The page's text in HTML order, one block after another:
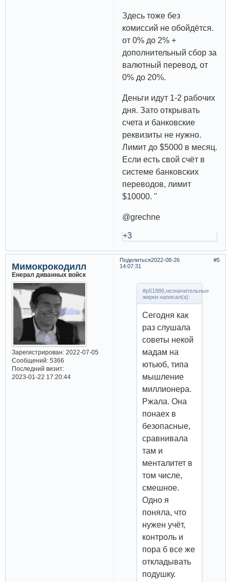
Здесь тоже без
комиссий не обойдётся.
от 0% до 2% +
дополнительный сбор за
валютный перевод, от
0% до 20%.
Деньги идут 1-2 рабочих
дня. Зато открывать
счета и банковские
реквизиты не нужно.
Лимит до $5000 в месяц.
Если есть свой счёт в
системе банковских
переводов, лимит
$10000. "
@grechne
+3
Поделиться 5
2022-08-26
14:07:31
Мимокрокодилл
Енерал диванных войск
Зарегистрирован: 2022-07-05
Сообщений:5366
Последний визит:
2023-01-22 17:20:44
#p51886,незначительные
жирки написал(а):
Сегодня как
раз слушала
советы некой
мадам на
ютьюб, типа
мышление
миллионера.
Ржала. Она
понаех в
безопасные,
сравнивала
там и
менталитет в
том числе,
смешное.
Одно я
поняла, что
нужен учёт,
контроль и
пора б все же
откладывать
подушку.